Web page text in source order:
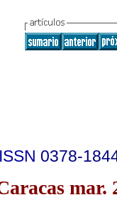
ISSN 0378-
mar.